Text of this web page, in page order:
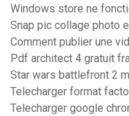
Windows store ne
Snap pic collage photo
Comment publier une
Pdf architect 4 gratuit
Star wars battlefront 2
Telecharger format
Telecharger google